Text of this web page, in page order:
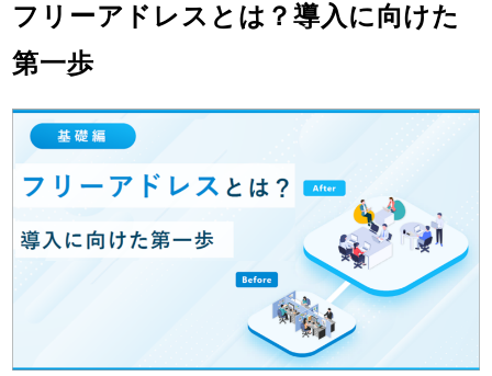
フリーアドレスとは？導入に向けた
第一歩